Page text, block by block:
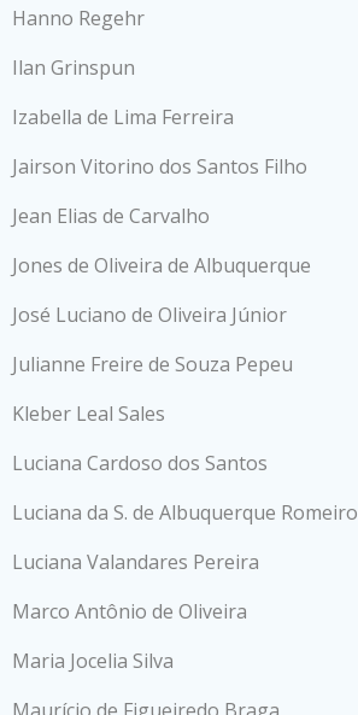
Hanno Regehr
Ilan Grinspun
Izabella de Lima Ferreira
Jairson Vitorino dos Santos Filho
Jean Elias de Carvalho
Jones de Oliveira de Albuquerque
José Luciano de Oliveira Júnior
Julianne Freire de Souza Pepeu
Kleber Leal Sales
Luciana Cardoso dos Santos
Luciana da S. de Albuquerque Romeiro
Luciana Valandares Pereira
Marco Antônio de Oliveira
Maria Jocelia Silva
Maurício de Figueiredo Braga